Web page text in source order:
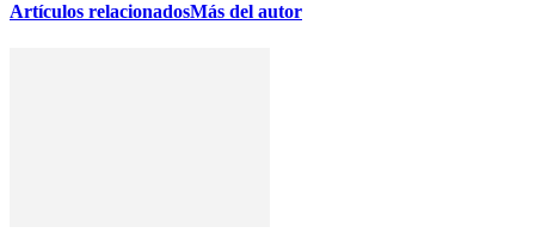
Artículos relacionadosMás del autor